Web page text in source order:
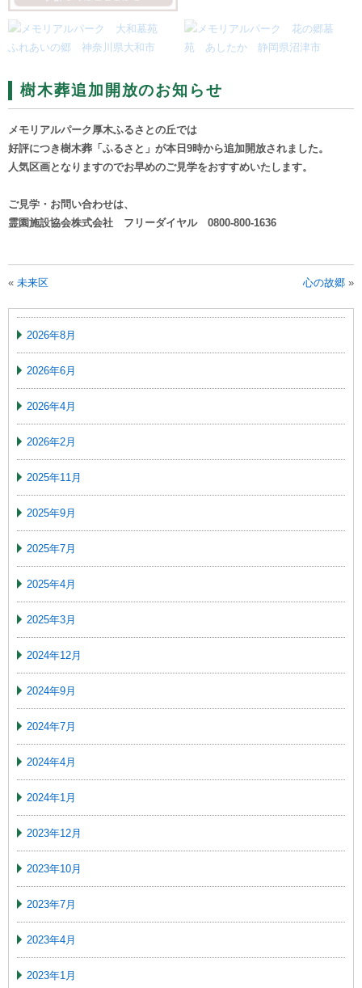
樹木葬追加開放のお知らせ
メモリアルパーク厚木ふるさとの丘では
好評につき樹木葬「ふるさと」が本日9時から追加開放されました。
人気区画となりますのでお早めのご見学をおすすめいたします。
ご見学・お問い合わせは、
霊園施設協会株式会社 フリーダイヤル 0800-800-1636
« 未来区 心の故郷 »
2026年8月
2026年6月
2026年4月
2026年2月
2025年11月
2025年9月
2025年7月
2025年4月
2025年3月
2024年12月
2024年9月
2024年7月
2024年4月
2024年1月
2023年12月
2023年10月
2023年7月
2023年4月
2023年1月